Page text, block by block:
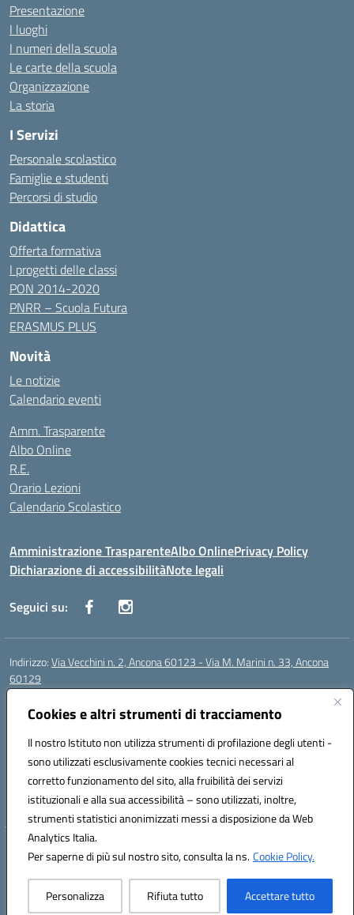
Cookies e altri strumenti di tracciamento
Il nostro Istituto non utilizza strumenti di profilazione degli utenti -
sono utilizzati esclusivamente cookies tecnici necessari al
corretto funzionamento del sito, alla fruibilità dei servizi
istituzionali e alla sua accessibilità – sono utilizzati, inoltre,
strumenti statistici anonimizzati messi a disposizione da Web
Analytics Italia.
Per saperne di più sul nostro sito, consulta la ns.Cookie Policy.
Personalizza Rifiuta tutto Accettare tutto
Presentazione
I luoghi
I numeri della scuola
Le carte della scuola
Organizzazione
La storia
I Servizi
Personale scolastico
Famiglie e studenti
Percorsi di studio
Didattica
Offerta formativa
I progetti delle classi
PON 2014-2020
PNRR – Scuola Futura
ERASMUS PLUS
Novità
Le notizie
Calendario eventi
Amm. Trasparente
Albo Online
R.E.
Orario Lezioni
Calendario Scolastico
Amministrazione TrasparenteAlbo OnlinePrivacy Policy
Dichiarazione di accessibilitàNote legali
Seguici su:
Indirizzo:Via Vecchini n. 2, Ancona 60123 - Via M. Marini n. 33, Ancona
60129
Centralino:
Posta elettronica certificata (PEC):anis01200g@pec.istruzione.it
Codice fiscale: 93122280428
Codice meccanografico:ANIS01200G
Codice Indice delle Pubbliche Amministrazioni (IPA): istsc_ANIS01200G
Codice unico di fatturazione (CUF): UF434M
Hosting & Powered by 3D Solution S.r.l.
Concept & Design by Designers Italia